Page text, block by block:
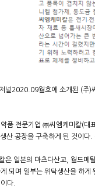
널2020.09월호에 소개된 (주)
품 전문기업 ㈜씨엠케미칼(대
산 공장을 구축하게 된 것이
은 일본의 마츠다산교, 월드메
되며 일부는 위탁생산을 하
다.